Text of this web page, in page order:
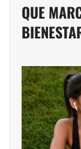
QUE